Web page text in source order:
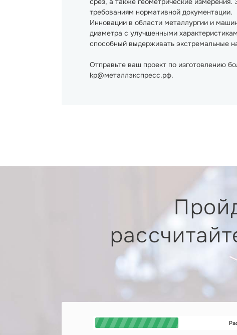
требованиям нормативной документации.
Инновации в области металлургии и
диаметра с улучшенными
способный выдерживать экстремальные
Отправьте ваш проект по изготовлению
kp@металлэкспресс.рф.